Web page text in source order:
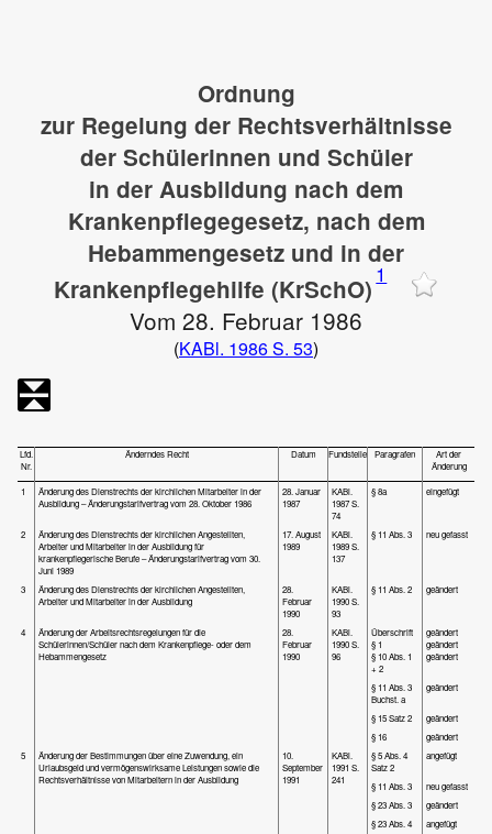
Ordnung
zur Regelung der Rechtsverhältnisse
der Schülerinnen und Schüler
in der Ausbildung nach dem
Krankenpflegegesetz, nach dem
Hebammengesetz und in der
Krankenpflegehilfe (KrSchO) 1
Vom 28. Februar 1986
(KABl. 1986 S. 53)
Lfd.
Nr.
Änderndes Recht Datum Fundstelle Paragrafen
Art der
Änderung
1
Änderung des Dienstrechts der kirchlichen Mitarbeiter in der
Ausbildung – Änderungstarifvertrag vom 28. Oktober 1986
28. Januar
1987
KABl.
1987 S.
74
§ 8a eingefügt
2
Änderung des Dienstrechts der kirchlichen Angestellten,
Arbeiter und Mitarbeiter in der Ausbildung für
krankenpflegerische Berufe – Änderungstarifvertrag vom 30.
Juni 1989
17. August
1989
KABl.
1989 S.
137
§ 11 Abs. 3 neu gefasst
3
Änderung des Dienstrechts der kirchlichen Angestellten,
Arbeiter und Mitarbeiter in der Ausbildung
28.
Februar
1990
KABl.
1990 S.
93
§ 11 Abs. 2 geändert
4
Änderung der Arbeitsrechtsregelungen für die
Schülerinnen/Schüler nach dem Krankenpflege- oder dem
Hebammengesetz
28.
Februar
1990
KABl.
1990 S.
96
Überschrift
§ 1
§ 10 Abs. 1
+ 2
geändert
geändert
geändert
§ 11 Abs. 3
Buchst. a
geändert
§ 15 Satz 2
geändert
§ 16
geändert
5
Änderung der Bestimmungen über eine Zuwendung, ein
Urlaubsgeld und vermögenswirksame Leistungen sowie die
Rechtsverhältnisse von Mitarbeitern in der Ausbildung
10.
September
1991
KABl.
1991 S.
241
§ 5 Abs. 4
Satz 2
angefügt
§ 11 Abs. 3
neu gefasst
§ 23 Abs. 3
geändert
§ 23 Abs. 4
angefügt